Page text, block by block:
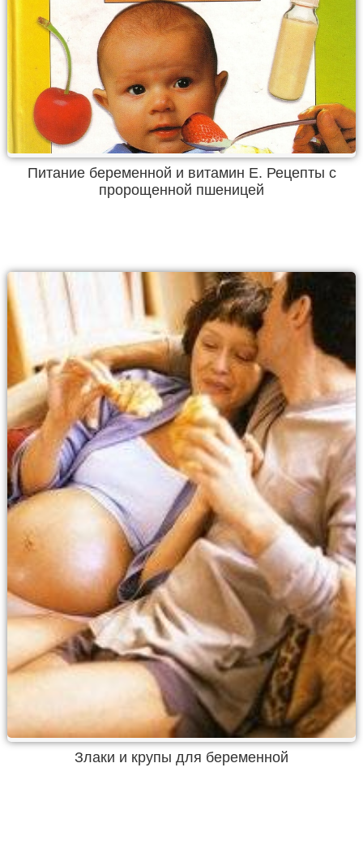
Питание беременной и витамин Е. Рецепты с
пророщенной пшеницей
Злаки и крупы для беременной